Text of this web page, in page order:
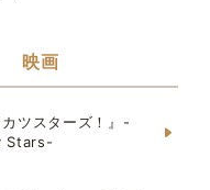
映画
カツスターズ！』-
Stars-